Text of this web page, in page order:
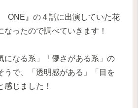
ONE』の４話に出演していた花
なったので調べていきます！
になる系」「儚さがある系」の
うで、「透明感がある」「目を
感じました！